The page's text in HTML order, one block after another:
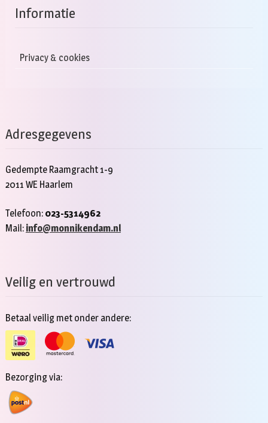
Informatie
Privacy & cookies
Adresgegevens
Gedempte Raamgracht 1-9
2011 WE Haarlem
Telefoon: 023-5314962
Mail: info@monnikendam.nl
Veilig en vertrouwd
Betaal veilig met onder andere:
Bezorging via: